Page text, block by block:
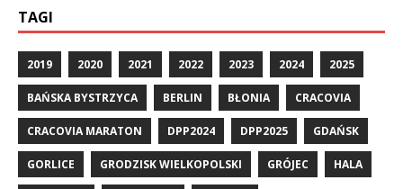
TAGI
2019 2020 2021 2022 2023 2024 2025
BAŃSKA BYSTRZYCA BERLIN BŁONIA CRACOVIA
CRACOVIA MARATON DPP2024 DPP2025 GDAŃSK
GORLICE GRODZISK WIELKOPOLSKI GRÓJEC HALA